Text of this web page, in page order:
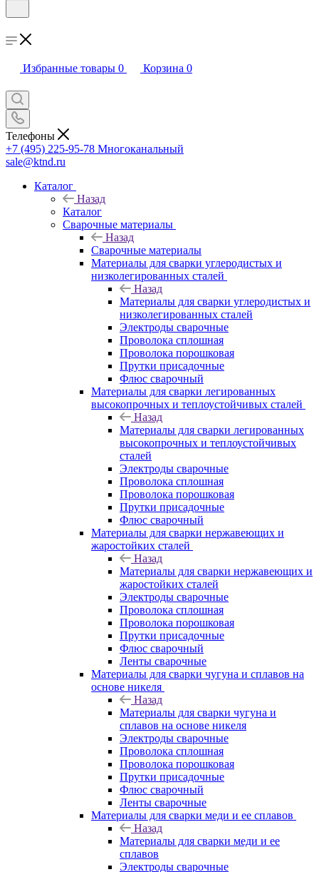
Избранные товары 0 Корзина 0
Телефоны
+7 (495) 225-95-78 Многоканальный
sale@ktnd.ru
Каталог
Назад
Каталог
Сварочные материалы
Назад
Сварочные материалы
Материалы для сварки углеродистых и
низколегированных сталей
Назад
Материалы для сварки углеродистых и
низколегированных сталей
Электроды сварочные
Проволока сплошная
Проволока порошковая
Прутки присадочные
Флюс сварочный
Материалы для сварки легированных
высокопрочных и теплоустойчивых сталей
Назад
Материалы для сварки легированных
высокопрочных и теплоустойчивых
сталей
Электроды сварочные
Проволока сплошная
Проволока порошковая
Прутки присадочные
Флюс сварочный
Материалы для сварки нержавеющих и
жаростойких сталей
Назад
Материалы для сварки нержавеющих и
жаростойких сталей
Электроды сварочные
Проволока сплошная
Проволока порошковая
Прутки присадочные
Флюс сварочный
Ленты сварочные
Материалы для сварки чугуна и сплавов на
основе никеля
Назад
Материалы для сварки чугуна и
сплавов на основе никеля
Электроды сварочные
Проволока сплошная
Проволока порошковая
Прутки присадочные
Флюс сварочный
Ленты сварочные
Материалы для сварки меди и ее сплавов
Назад
Материалы для сварки меди и ее
сплавов
Электроды сварочные